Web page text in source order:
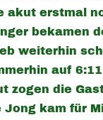
akut erstmal
bekamen
weiterhin
auf
zogen die
kam für